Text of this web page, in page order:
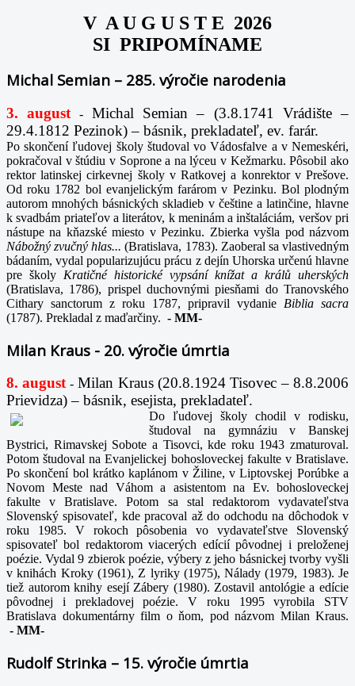
V A U G U S T E 2026
SI PRIPOMÍNAME
Michal Semian – 285. výročie narodenia
3. august -Michal Semian – (3.8.1741 Vrádište –
29.4.1812 Pezinok) – básnik, prekladateľ, ev. farár.
Po skončení ľudovej školy študoval vo Vádosfalve a v Nemeskéri,
pokračoval v štúdiu v Soprone a na lýceu v Kežmarku. Pôsobil ako
rektor latinskej cirkevnej školy v Ratkovej a konrektor v Prešove.
Od roku 1782 bol evanjelickým farárom v Pezinku. Bol plodným
autorom mnohých básnických skladieb v češtine a latinčine, hlavne
k svadbám priateľov a literátov, k meninám a inštaláciám, veršov pri
nástupe na kňazské miesto v Pezinku. Zbierka vyšla pod názvom
Nábožný zvučný hlas...(Bratislava, 1783). Zaoberal sa vlastivedným
bádaním, vydal popularizujúcu prácu z dejín Uhorska určenú hlavne
pre školy Kratičné historické vypsání knížat a králů uherských
(Bratislava, 1786), prispel duchovnými piesňami do Tranovského
Cithary sanctorum z roku 1787, pripravil vydanie Biblia sacra
(1787). Prekladal z maďarčiny. - MM-
Milan Kraus - 20. výročie úmrtia
8. august -Milan Kraus (20.8.1924 Tisovec – 8.8.2006
Prievidza) – básnik, esejista, prekladateľ.
Do ľudovej školy chodil v rodisku,
študoval na gymnáziu v Banskej
Bystrici, Rimavskej Sobote a Tisovci, kde roku 1943 zmaturoval.
Potom študoval na Evanjelickej bohosloveckej fakulte v Bratislave.
Po skončení bol krátko kaplánom v Žiline, v Liptovskej Porúbke a
Novom Meste nad Váhom a asistentom na Ev. bohosloveckej
fakulte v Bratislave. Potom sa stal redaktorom vydavateľstva
Slovenský spisovateľ, kde pracoval až do odchodu na dôchodok v
roku 1985. V rokoch pôsobenia vo vydavateľstve Slovenský
spisovateľ bol redaktorom viacerých edícií pôvodnej i preloženej
poézie. Vydal 9 zbierok poézie, výbery z jeho básnickej tvorby vyšli
v knihách Kroky (1961), Z lyriky (1975), Nálady (1979, 1983). Je
tiež autorom knihy esejí Zábery (1980). Zostavil antológie a edície
pôvodnej i prekladovej poézie. V roku 1995 vyrobila STV
Bratislava dokumentárny film o ňom, pod názvom Milan Kraus.
- MM-
Rudolf Strinka – 15. výročie úmrtia